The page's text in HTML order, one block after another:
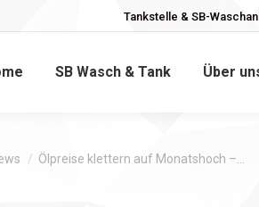
Tankstelle & SB-
SB Wasch & Tank Über
hier:Ölpreise klettern auf Monatshoch –…